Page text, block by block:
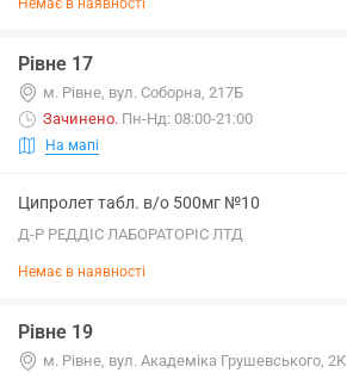
Немає в наявності
Рівне 17
м. Рівне, вул. Соборна, 217Б
Зачинено. Пн-Нд: 08:00-21:00
На мапі
Ципролет табл. в/о 500мг №10
Д-Р РЕДДІС ЛАБОРАТОРІС ЛТД
Немає в наявності
Рівне 19
м. Рівне, вул. Академіка Грушевського, 2К